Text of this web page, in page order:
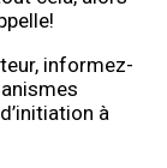
informez-
à